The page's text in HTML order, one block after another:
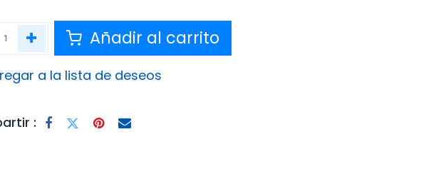
Añadir al carrito
a la lista de deseos
: